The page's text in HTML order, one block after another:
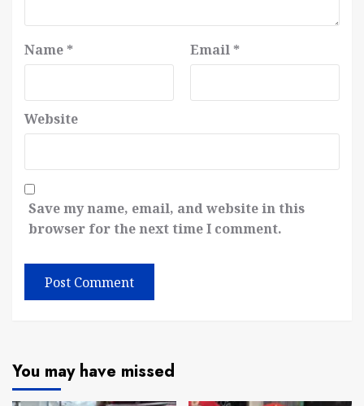
Name * Email *
Website
Save my name, email, and website in this
browser for the next time I comment.
You may have missed